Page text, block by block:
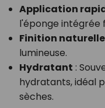
Application
l'éponge intégrée
Finition naturelle
lumineuse.
Hydratant :
hydratants, idéal
sèches.